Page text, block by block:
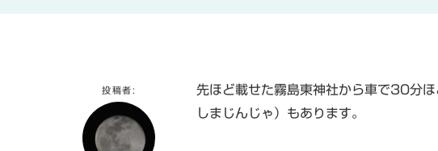
投稿者:
先ほど載せた霧島東神社から車で30分
しまじんじゃ）もあります。